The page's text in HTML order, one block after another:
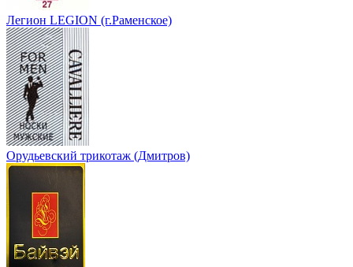
Легион LEGION (г.Раменское)
Орудьевский трикотаж (Дмитров)